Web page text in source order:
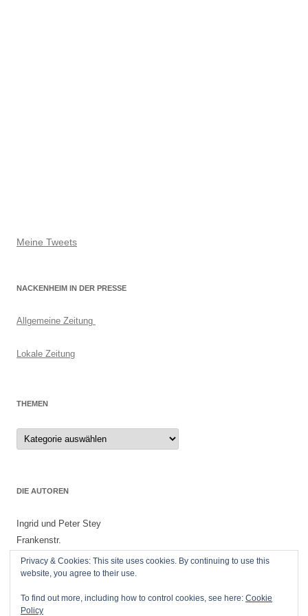
Meine Tweets
NACKENHEIM IN DER PRESSE
Allgemeine Zeitung
Lokale Zeitung
THEMEN
Themen
DIE AUTOREN
Ingrid und Peter Stey
Frankenstr.
55299 Nackenheim
Privacy & Cookies: This site uses cookies. By continuing to use this
website, you agree to their use.
To find out more, including how to control cookies, see here: Cookie
Policy